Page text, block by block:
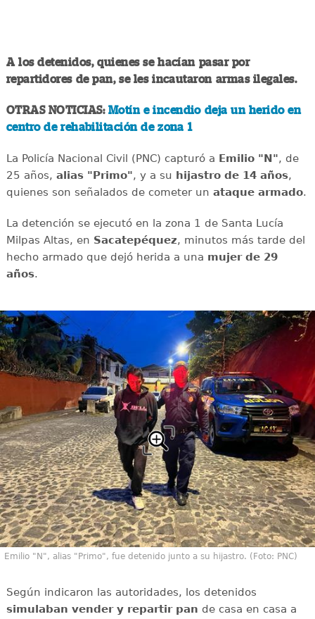
A los detenidos, quienes se hacían pasar por
repartidores de pan, se les incautaron armas ilegales.
OTRAS NOTICIAS: Motín e incendio deja un herido en
centro de rehabilitación de zona 1
La Policía Nacional Civil (PNC) capturó a Emilio "N", de
25 años, alias "Primo", y a su hijastro de 14 años,
quienes son señalados de cometer un ataque armado.
La detención se ejecutó en la zona 1 de Santa Lucía
Milpas Altas, en Sacatepéquez, minutos más tarde del
hecho armado que dejó herida a una mujer de 29
años.
Emilio "N", alias "Primo", fue detenido junto a su hijastro. (Foto: PNC)
Según indicaron las autoridades, los detenidos
simulaban vender y repartir pan de casa en casa a